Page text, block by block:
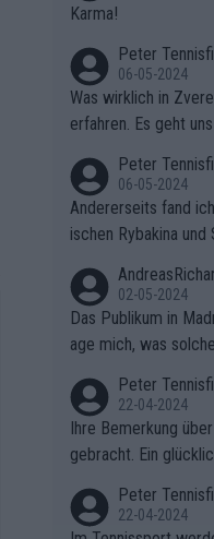
Karma!
Peter
06-05-2024
Was wirklich in
erfahren. Es geht
Peter
06-05-2024
Andererseits fand
ischen Rybakina
02-05-2024
Das Publikum in
age mich, was
ben.
Peter
22-04-2024
Ihre Bemerkung
gebracht. Ein
Peter
22-04-2024